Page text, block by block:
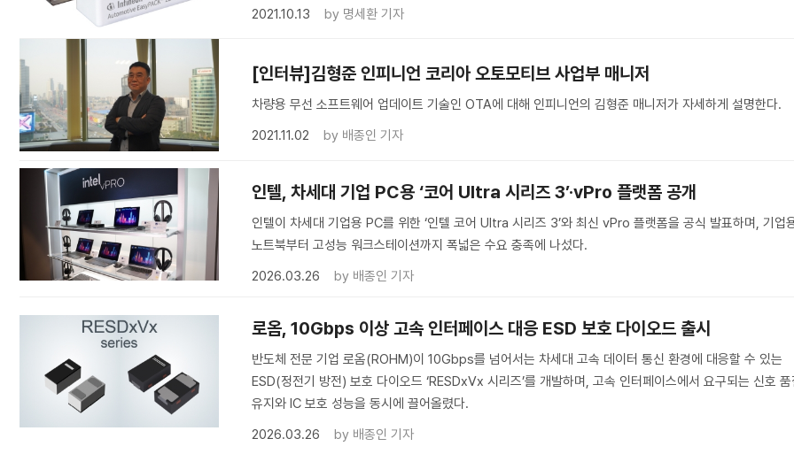
2021.10.13 by 명세환 기자
[인터뷰]김형준 인피니언 코리아 오토모티브 사업부 매니저
차량용 무선 소프트웨어 업데이트 기술인 OTA에 대해 인피니언의 김형준 매니저가 자세하게 설명한다.
2021.11.02
by 배종인 기자
인텔, 차세대 기업 PC용 ‘코어 Ultra 시리즈 3’·vPro 플랫폼 공개
인텔이 차세대 기업용 PC를 위한 ‘인텔 코어 Ultra 시리즈 3’와 최신 vPro 플랫폼을 공식 발표하며, 기업
노트북부터 고성능 워크스테이션까지 폭넓은 수요 충족에 나섰다.
2026.03.26
by 배종인 기자
로옴, 10Gbps 이상 고속 인터페이스 대응 ESD 보호 다이오드 출시
반도체 전문 기업 로옴(ROHM)이 10Gbps를 넘어서는 차세대 고속 데이터 통신 환경에 대응할 수 있는
ESD(정전기 방전) 보호 다이오드 ‘RESDxVx 시리즈’를 개발하며, 고속 인터페이스에서 요구되는 신호
유지와 IC 보호 성능을 동시에 끌어올렸다.
2026.03.26
by 배종인 기자